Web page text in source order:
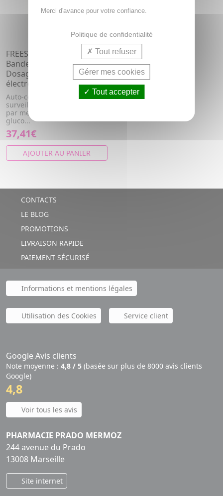
FREESTYLE - Optium
Bandelettes Réactives de
Dosage Glycémie x100
électrodes
Auto-contrôle et auto-
surveillance de la glycémie
par mesure quantitative du
gluco...
37,41€
AJOUTER AU PANIER
CONTACTS
LE BLOG
PROMOTIONS
LIVRAISON RAPIDE
PAIEMENT SÉCURISÉ
Informations et mentions légales
Utilisation des Cookies Service client
Google Avis clients
Note moyenne : 4,8 / 5 (basée sur plus de 8000 avis clients
Google)
4,8
Voir tous les avis
PHARMACIE PRADO MERMOZ
244 avenue du Prado
13008 Marseille
Site internet
Merci d'avance pour votre confiance.
Politique de confidentialité
Tout refuser
Gérer mes cookies
Tout accepter